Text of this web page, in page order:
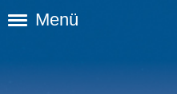
Menü